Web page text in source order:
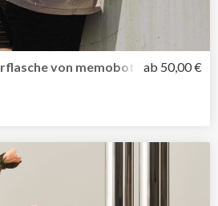
von memobottle jetzt auch
ab 50,00 €